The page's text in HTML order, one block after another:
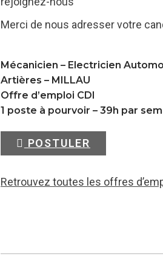
Merci de nous adresser votre
Mécanicien – Electricien
Artières – MILLAU
Offre d’emploi CDI
1 poste à pourvoir – 39h par
POSTULER
Retrouvez toutes les offres